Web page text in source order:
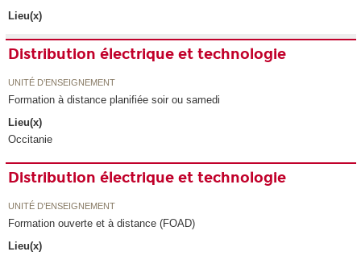
Lieu(x)
Distribution électrique et technologie
UNITÉ D’ENSEIGNEMENT
Formation à distance planifiée soir ou samedi
Lieu(x)
Occitanie
Distribution électrique et technologie
UNITÉ D’ENSEIGNEMENT
Formation ouverte et à distance (FOAD)
Lieu(x)